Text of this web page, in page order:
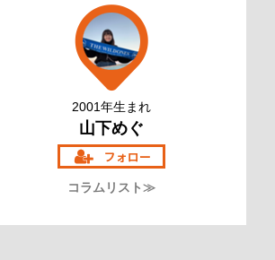
2001年生まれ
山下めぐ
コラムリスト≫